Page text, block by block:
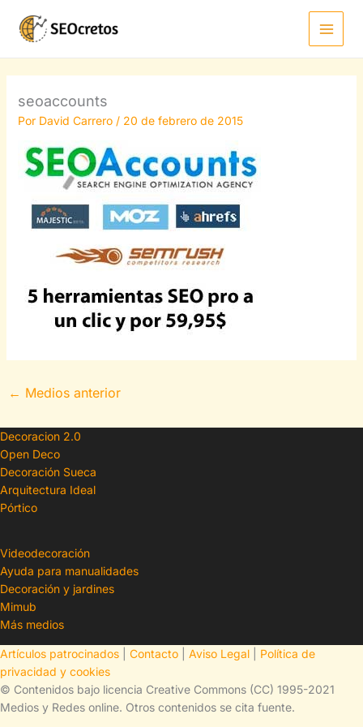
contenido
seoaccounts
Por David Carrero / 20 de febrero de 2015
← Medios anterior
Decoracion 2.0
Open Deco
Decoración Sueca
Arquitectura Ideal
Pórtico
Videodecoración
Ayuda para manualidades
Decoración y jardines
Mimub
Más medios
Artículos patrocinados Contacto Aviso Legal
Política de
privacidad y cookies
© Contenidos bajo licencia Creative Commons (CC) 1995-2021
Medios y Redes online. Otros contenidos se cita fuente.